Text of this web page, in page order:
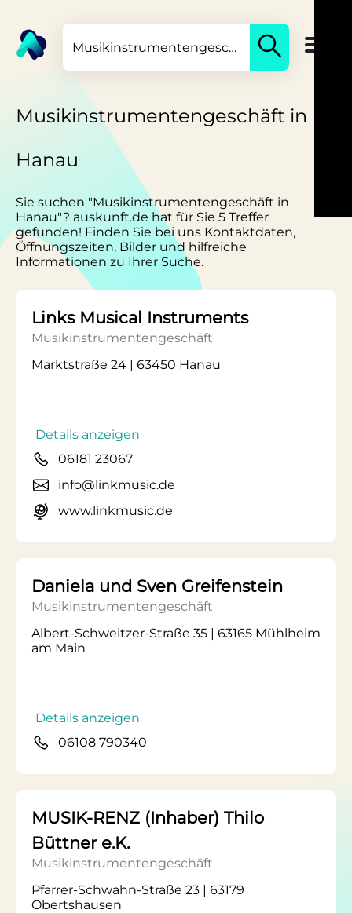
Musikinstrumentengeschäft in
Hanau
Sie suchen "Musikinstrumentengeschäft in
Hanau"? auskunft.de hat für Sie 5 Treffer
gefunden! Finden Sie bei uns Kontaktdaten,
Öffnungszeiten, Bilder und hilfreiche
Informationen zu Ihrer Suche.
Links Musical Instruments
Musikinstrumentengeschäft
Marktstraße 24 | 63450 Hanau
Details anzeigen
06181 23067
info@linkmusic.de
www.linkmusic.de
Daniela und Sven Greifenstein
Musikinstrumentengeschäft
Albert-Schweitzer-Straße 35 | 63165 Mühlheim
am Main
Details anzeigen
06108 790340
MUSIK-RENZ (Inhaber) Thilo
Büttner e.K.
Musikinstrumentengeschäft
Pfarrer-Schwahn-Straße 23 | 63179
Obertshausen